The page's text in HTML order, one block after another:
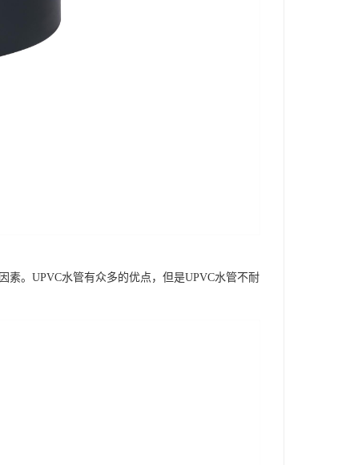
素。UPVC水管有众多的优点，但是UPVC水管不耐